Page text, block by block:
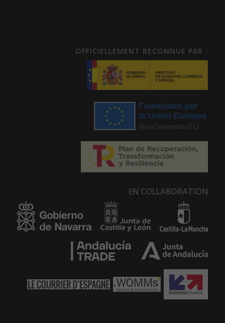
OFFICIELLEMENT RECONNUE PAR :
EN COLLABORATION